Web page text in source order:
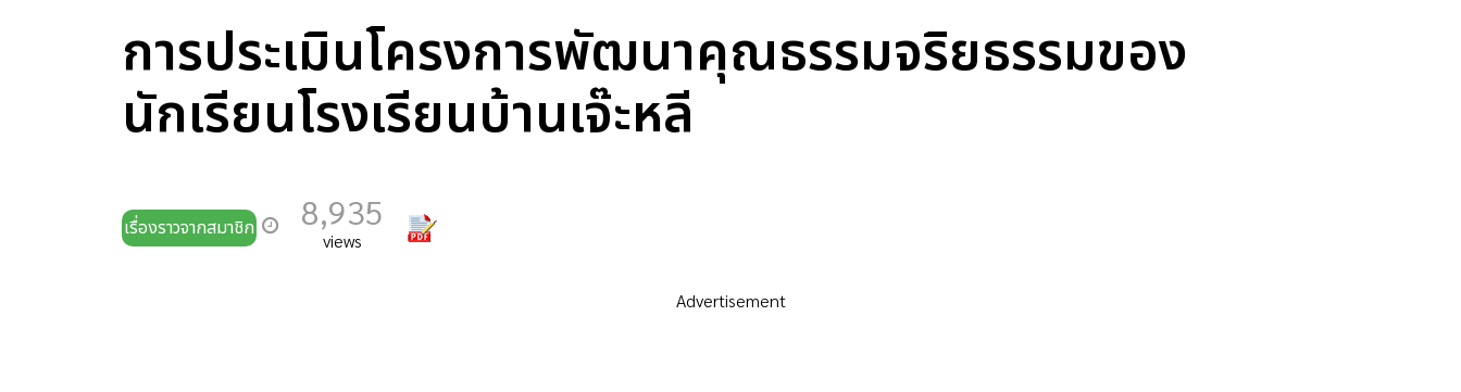
การประเมินโครงการพัฒนาคุณธรรมจริยธรรมของ
นักเรียนโรงเรียนบ้านเจ๊ะหลี
เรื่องราวจากสมาชิก 8,935
views
Advertisement